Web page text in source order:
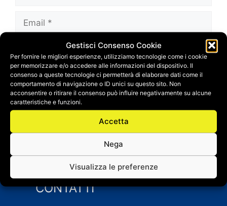
Gestisci Consenso Cookie
Per fornire le migliori esperienze, utilizziamo tecnologie come i cookie
per memorizzare e/o accedere alle informazioni del dispositivo. Il
consenso a queste tecnologie ci permetterà di elaborare dati come il
comportamento di navigazione o ID unici su questo sito. Non
acconsentire o ritirare il consenso può influire negativamente su alcune
caratteristiche e funzioni.
Accetta
Nega
Visualizza le preferenze
Email
web
Salva il mio nome, email e sito web in questo
browser per la prossima volta che
commento.
CONTATTI